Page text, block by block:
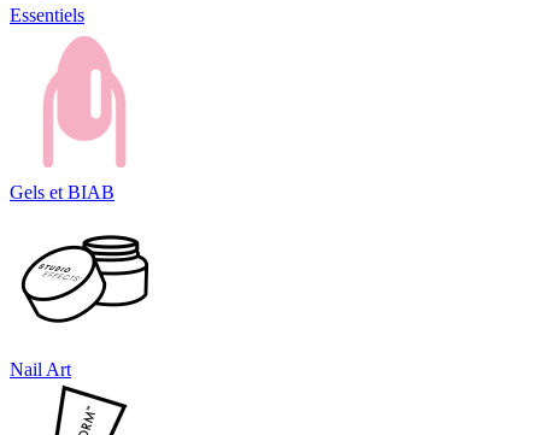
Essentiels
Gels et BIAB
Nail Art